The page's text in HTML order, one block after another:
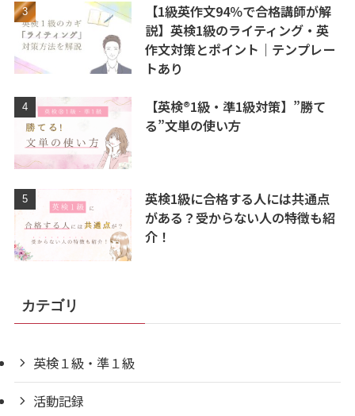
【1級英作文94％で合格講師が解
説】英検1級のライティング・英
作文対策とポイント｜テンプレー
トあり
【英検®1級・準1級対策】”勝て
る”文単の使い方
英検1級に合格する人には共通点
がある？受からない人の特徴も紹
介！
カテゴリ
英検１級・準１級
活動記録